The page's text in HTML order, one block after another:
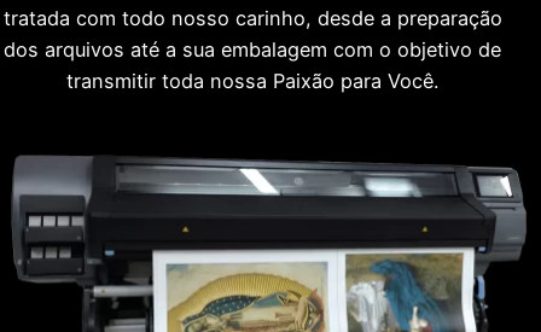
tratada com todo nosso carinho, desde a preparação
dos arquivos até a sua embalagem com o objetivo de
transmitir toda nossa Paixão para Você.